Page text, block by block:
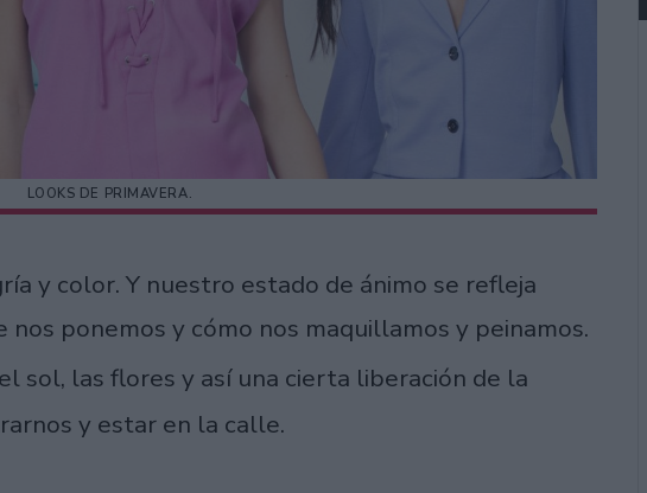
LOOKS DE PRIMAVERA.
y color. Y nuestro estado de ánimo se refleja
nos ponemos y cómo nos maquillamos y peinamos.
sol, las flores y así una cierta liberación de la
y estar en la calle.